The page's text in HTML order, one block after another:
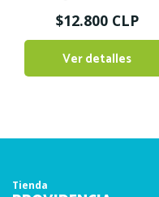
$12.800 CLP
Ver detalles
Tienda